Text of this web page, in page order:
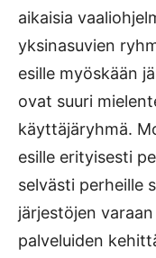
aikaisia
yksinasuvien
esille myöskään
ovat suuri
käyttäjäryhmä.
esille erityisesti
selvästi perheille
järjestöjen
palveluiden